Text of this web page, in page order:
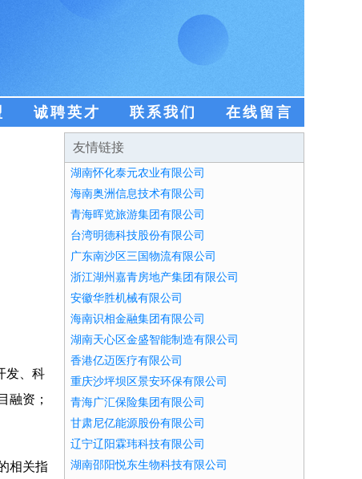
诚聘英才 联系我们 在线留言
发、科
融资；
相关指
友情链接
湖南怀化泰元农业有限公司
海南奥洲信息技术有限公司
青海晖览旅游集团有限公司
台湾明德科技股份有限公司
广东南沙区三国物流有限公司
浙江湖州嘉青房地产集团有限公司
安徽华胜机械有限公司
海南识相金融集团有限公司
湖南天心区金盛智能制造有限公司
香港亿迈医疗有限公司
重庆沙坪坝区景安环保有限公司
青海广汇保险集团有限公司
甘肃尼亿能源股份有限公司
辽宁辽阳霖玮科技有限公司
湖南邵阳悦东生物科技有限公司